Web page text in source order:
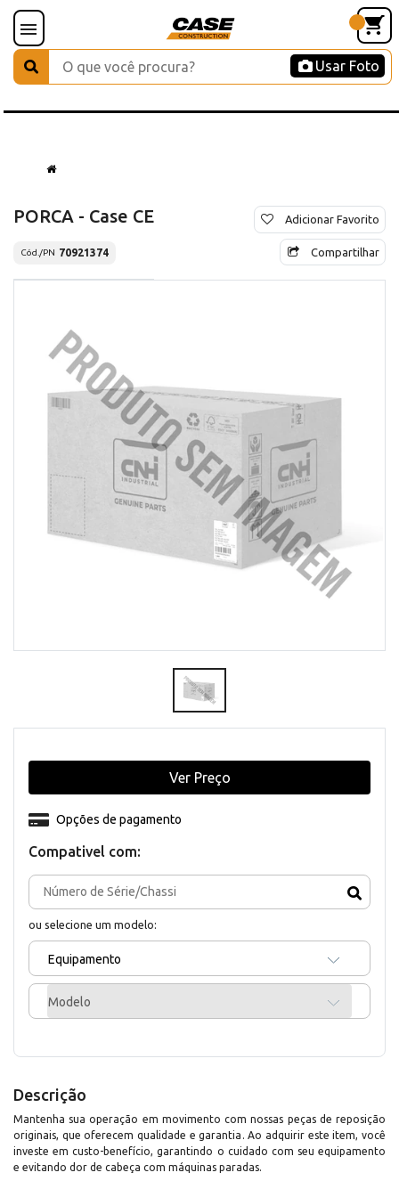
Usar Foto
PORCA - Case CE
Cód./PN 70921374
Adicionar Favorito
Compartilhar
Compativel com:
ou selecione um modelo:
Equipamento
Modelo
Opções de pagamento
Ver Preço
Descrição
Mantenha sua operação em movimento com nossas peças de reposição
originais, que oferecem qualidade e garantia. Ao adquirir este item, você
investe em custo-benefício, garantindo o cuidado com seu equipamento
e evitando dor de cabeça com máquinas paradas.